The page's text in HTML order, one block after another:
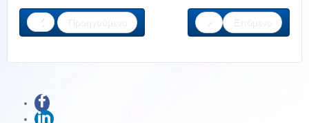
Προηγούμενο
Επόμενο